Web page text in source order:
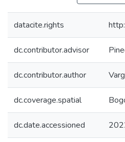
datacite.rights
dc.contributor.advisor
dc.contributor.author
dc.coverage.spatial
dc.date.accessioned